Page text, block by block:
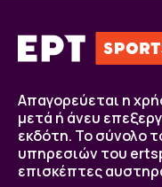
Απαγορεύεται η
μετά ή άνευ
εκδότη. Το σύνολο
υπηρεσιών του
επισκέπτες